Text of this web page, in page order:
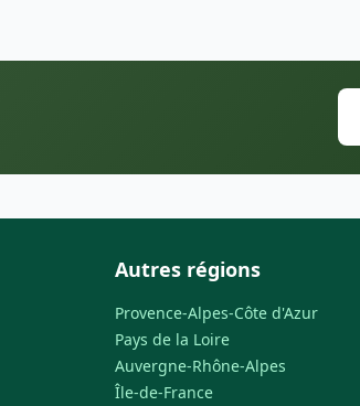
Autres régions
Provence-Alpes-Côte d'Azur
Pays de la Loire
Auvergne-Rhône-Alpes
Île-de-France